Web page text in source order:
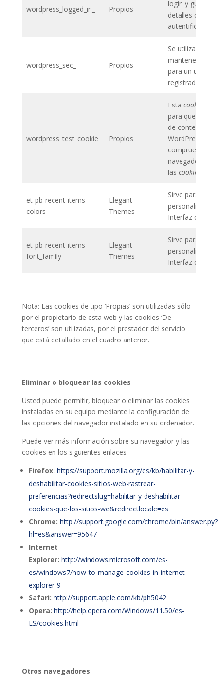
wordpress_logged_in_ Propios
login y guarda
detalles de
autentificación.
wordpress_sec_ Propios
Se utiliza para
mantener la
para un usuario
registrado.
wordpress_test_cookie Propios
Esta cookie
para que el
de contenidos
WordPress
compruebe si el
navegador
las cookies
et-pb-recent-items-
colors
Elegant
Themes
Sirve para
personalizar la
Interfaz de
et-pb-recent-items-
font_family
Elegant
Themes
Sirve para
personalizar la
Interfaz de
Nota: Las cookies de tipo ‘Propias’ son utilizadas sólo
por el propietario de esta web y las cookies ‘De
terceros’ son utilizadas, por el prestador del servicio
que está detallado en el cuadro anterior.
Eliminar o bloquear las cookies
Usted puede permitir, bloquear o eliminar las cookies
instaladas en su equipo mediante la configuración de
las opciones del navegador instalado en su ordenador.
Puede ver más información sobre su navegador y las
cookies en los siguientes enlaces:
Firefox: https://support.mozilla.org/es/kb/habilitar-y-
deshabilitar-cookies-sitios-web-rastrear-
preferencias?redirectslug=habilitar-y-deshabilitar-
cookies-que-los-sitios-we&redirectlocale=es
Chrome: http://support.google.com/chrome/bin/answer.py?
hl=es&answer=95647
Internet
Explorer: http://windows.microsoft.com/es-
es/windows7/how-to-manage-cookies-in-internet-
explorer-9
Safari: http://support.apple.com/kb/ph5042
Opera: http://help.opera.com/Windows/11.50/es-
ES/cookies.html
Otros navegadores